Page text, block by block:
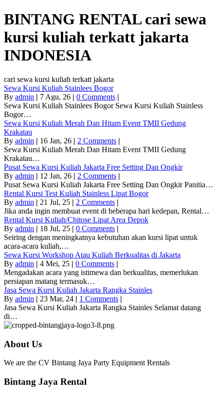
BINTANG RENTAL cari sewa
kursi kuliah terkatt jakarta
INDONESIA
cari sewa kursi kuliah terkatt jakarta
Sewa Kursi Kuliah Stainlees Bogor
By admin | 7 Agu, 26 | 0 Comments |
Sewa Kursi Kuliah Stainlees Bogor Sewa Kursi Kuliah Stainless
Bogor…
Sewa Kursi Kuliah Merah Dan Hitam Event TMII Gedung
Krakatau
By admin | 16 Jan, 26 | 2 Comments |
Sewa Kursi Kuliah Merah Dan Hitam Event TMII Gedung
Krakatau…
Pusat Sewa Kursi Kuliah Jakarta Free Setting Dan Ongkir
By admin | 12 Jan, 26 | 2 Comments |
Pusat Sewa Kursi Kuliah Jakarta Free Setting Dan Ongkir Panitia…
Rental Kursi Test Kuliah Stainless Lipat Bogor
By admin | 21 Jul, 25 | 2 Comments |
Jika anda ingin membuat event di beberapa hari kedepan, Rental…
Rental Kursi Kuliah/Chitose Lipat Area Depok
By admin | 18 Jul, 25 | 0 Comments |
Seiring dengan meningkatnya kebutuhan akan kursi lipat untuk
acara-acara kuliah,…
Sewa Kursi Workshop Atau Kuliah Berkualitas di Jakarta
By admin | 4 Mei, 25 | 0 Comments |
Mengadakan acara yang istimewa dan berkualitas, memerlukan
persiapan matang termasuk…
Jasa Sewa Kursi Kuliah Jakarta Rangka Stainles
By admin | 23 Mar, 24 | 1 Comments |
Jasa Sewa Kursi Kuliah Jakarta Rangka Stainles Selamat datang
di…
About Us
We are the CV Bintang Jaya Party Equipment Rentals
Bintang Jaya Rental